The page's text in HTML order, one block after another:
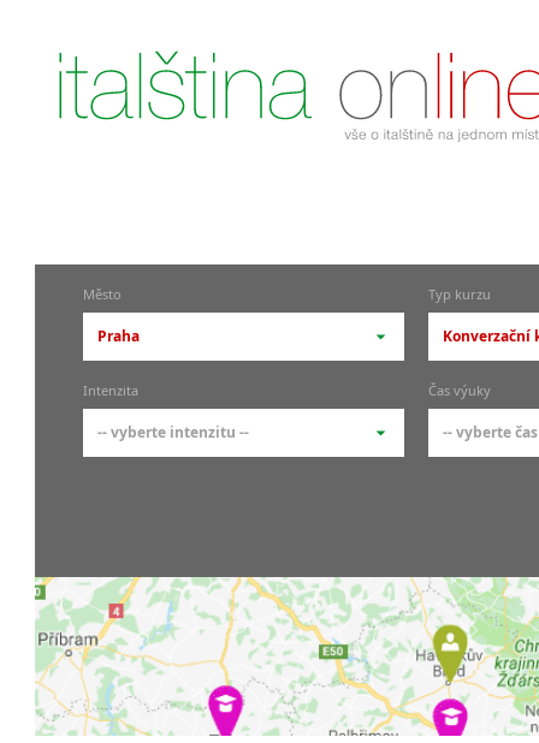
Město
Praha
-- vyberte město --
pražské městské části
Praha 7
Praha 9
Praha 10
krajská města
Brno
Plzeň
Typ kurzu
-- vyberte
kurzy s
Online
Letní
Intenzita
-- vyberte intenzitu --
9-14 hodin týdně
20 a více hodin týdně
Čas výuky
-- vyberte
Večerní
Noční